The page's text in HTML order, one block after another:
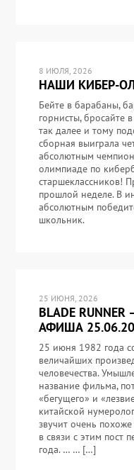
8 ИЮЛЯ, 2026
НАШИ КИБЕР-
Бейте в барабаны,
горнисты, бросайте
так далее и тому
сборная выиграла
абсолютным
олимпиаде по
старшеклассников!
прошлой неделе. В
абсолютным
школьник.
25 ИЮНЯ, 2026
BLADE
АФИША
25 июня 1982 года
величайших
человечества.
название фильма,
«бегущего» и
китайской
звучит очень
в связи с этим пост
года. … … […]